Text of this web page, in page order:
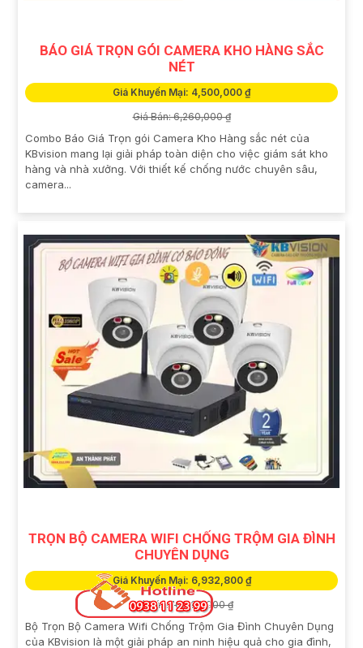
BÁO GIÁ TRỌN GÓI CAMERA KHO HÀNG SẮC
NÉT
Giá Khuyến Mại: 4,500,000 ₫
Giá Bán: 6,260,000 ₫
Combo Báo Giá Trọn gói Camera Kho Hàng sắc nét của
KBvision mang lại giải pháp toàn diện cho việc giám sát kho
hàng và nhà xưởng. Với thiết kế chống nước chuyên sâu,
camera...
TRỌN BỘ CAMERA WIFI CHỐNG TRỘM GIA ĐÌNH
CHUYÊN DỤNG
Giá Khuyến Mại: 6,932,800 ₫
Giá Bán: 10,460,000 ₫
Bộ Trọn Bộ Camera Wifi Chống Trộm Gia Đình Chuyên Dụng
của KBvision là một giải pháp an ninh hiệu quả cho gia đình,